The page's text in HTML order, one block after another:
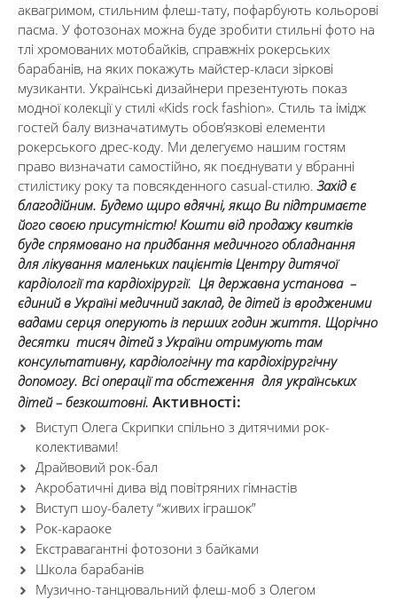
аквагримом, стильним флеш-тату, пофарбують кольорові
пасма. У фотозонах можна буде зробити стильні фото на
тлі хромованих мотобайків, справжніх рокерських
барабанів, на яких покажуть майстер-класи зіркові
музиканти. Українські дизайнери презентують показ
модної колекції у стилі «Kids rock fashion». Стиль та імідж
гостей балу визначатимуть обов’язкові елементи
рокерського дрес-коду. Ми делегуємо нашим гостям
право визначати самостійно, як поєднувати у вбранні
стилістику року та повсякденного casual-стилю.Захід є
благодійним. Будемо щиро вдячні, якщо Ви підтримаєте
його своєю присутністю! Кошти від продажу квитків
буде спрямовано на придбання медичного обладнання
для лікування маленьких пацієнтів Центру дитячої
кардіології та кардіохірургії. Ця державна установа –
єдиний в Україні медичний заклад, де дітей із вродженими
вадами серця оперують із перших годин життя. Щорічно
десятки тисяч дітей з України отримують там
консультативну, кардіологічну та кардіохірургічну
допомогу. Всі операції та обстеження для українських
дітей – безкоштовні. Активності:
Виступ Олега Скрипки спільно з дитячими рок-
колективами!
Драйвовий рок-бал
Акробатичні дива від повітряних гімнастів
Виступ шоу-балету “живих іграшок”
Рок-караоке
Екстравагантні фотозони з байками
Школа барабанів
Музично-танцювальний флеш-моб з Олегом